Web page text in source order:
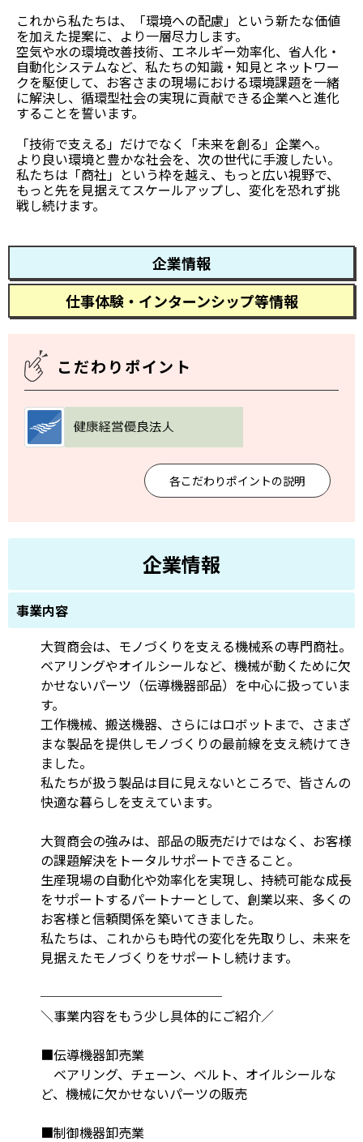
これから私たちは、「環境への配慮」という新たな価値
を加えた提案に、より一層尽力します。
空気や水の環境改善技術、エネルギー効率化、省人化・
自動化システムなど、私たちの知識・知見とネットワー
クを駆使して、お客さまの現場における環境課題を一緒
に解決し、循環型社会の実現に貢献できる企業へと進化
することを誓います。
「技術で支える」だけでなく「未来を創る」企業へ。
より良い環境と豊かな社会を、次の世代に手渡したい。
私たちは「商社」という枠を越え、もっと広い視野で、
もっと先を見据えてスケールアップし、変化を恐れず挑
戦し続けます。
企業情報
仕事体験・インターンシップ等情報
こだわりポイント
各こだわりポイントの説明
企業情報
事業内容
大賀商会は、モノづくりを支える機械系の専門商社。
ベアリングやオイルシールなど、機械が動くために欠
かせないパーツ（伝導機器部品）を中心に扱っていま
す。
工作機械、搬送機器、さらにはロボットまで、さまざ
まな製品を提供しモノづくりの最前線を支え続けてき
ました。
私たちが扱う製品は目に見えないところで、皆さんの
快適な暮らしを支えています。
大賀商会の強みは、部品の販売だけではなく、お客様
の課題解決をトータルサポートできること。
生産現場の自動化や効率化を実現し、持続可能な成長
をサポートするパートナーとして、創業以来、多くの
お客様と信頼関係を築いてきました。
私たちは、これからも時代の変化を先取りし、未来を
見据えたモノづくりをサポートし続けます。
──────────────
＼事業内容をもう少し具体的にご紹介／
■伝導機器卸売業
ベアリング、チェーン、ベルト、オイルシールな
ど、機械に欠かせないパーツの販売
■制御機器卸売業